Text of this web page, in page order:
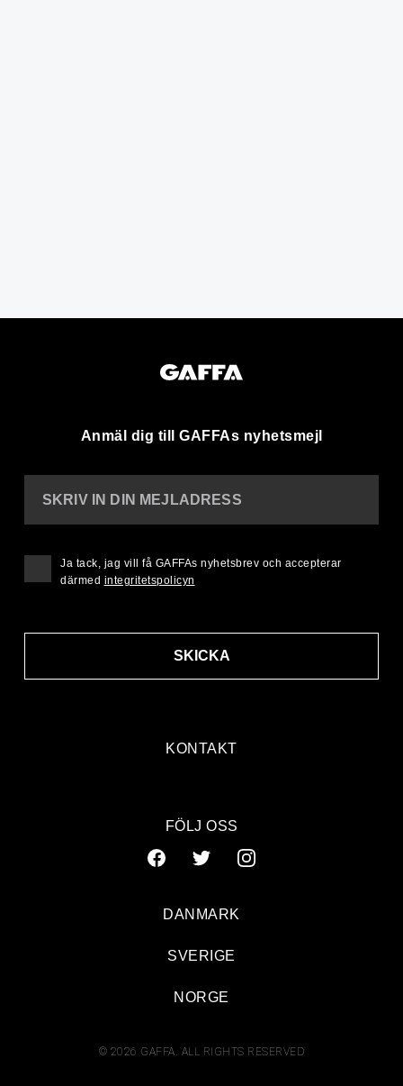
Anmäl dig till GAFFAs nyhetsmejl
KONTAKT
SKRIV IN DIN MEJLADRESS
SKICKA
Ja tack, jag vill få GAFFAs nyhetsbrev och accepterar
därmed integritetspolicyn
FÖLJ OSS
© 2026 GAFFA. ALL RIGHTS RESERVED
DANMARK
SVERIGE
NORGE